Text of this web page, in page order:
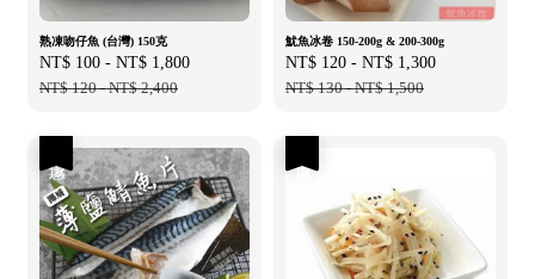
熟凍吻仔魚 (台灣) 150克
Sale
price
NT$ 100 - NT$ 1,800
NT$ 120-NT$ 2,400
魷魚冰卷 150-200g & 200-300g
Sale
price
NT$ 120 - NT$ 1,300
NT$ 130-NT$ 1,500